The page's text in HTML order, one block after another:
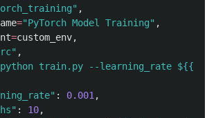
" ,
="PyTorch Model Training" ,
=custom_env,
" ,
python train.py --learning_rate
" : 0.001 ,
" : 10,